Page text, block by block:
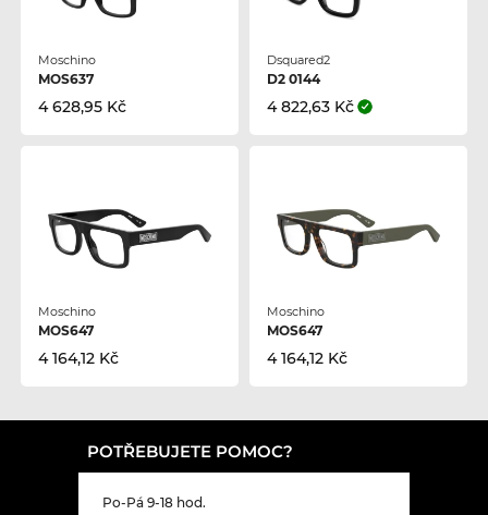
Moschino
MOS637
4 628,95 Kč
Dsquared2
D2 0144
4 822,63 Kč
Moschino
MOS647
4 164,12 Kč
Moschino
MOS647
4 164,12 Kč
POTŘEBUJETE POMOC?
Po-Pá 9-18 hod.